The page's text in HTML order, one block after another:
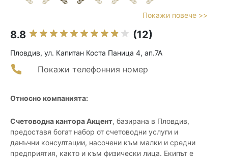
Покажи повече >>
8.8 (12)
Пловдив, ул. Капитан Коста Паница 4, ап.7А
Покажи телефонния номер
Относно компанията:
Счетоводна кантора Акцент, базирана в Пловдив,
предоставя богат набор от счетоводни услуги и
данъчни консултации, насочени към малки и средни
предприятия, както и към физически лица. Екипът е